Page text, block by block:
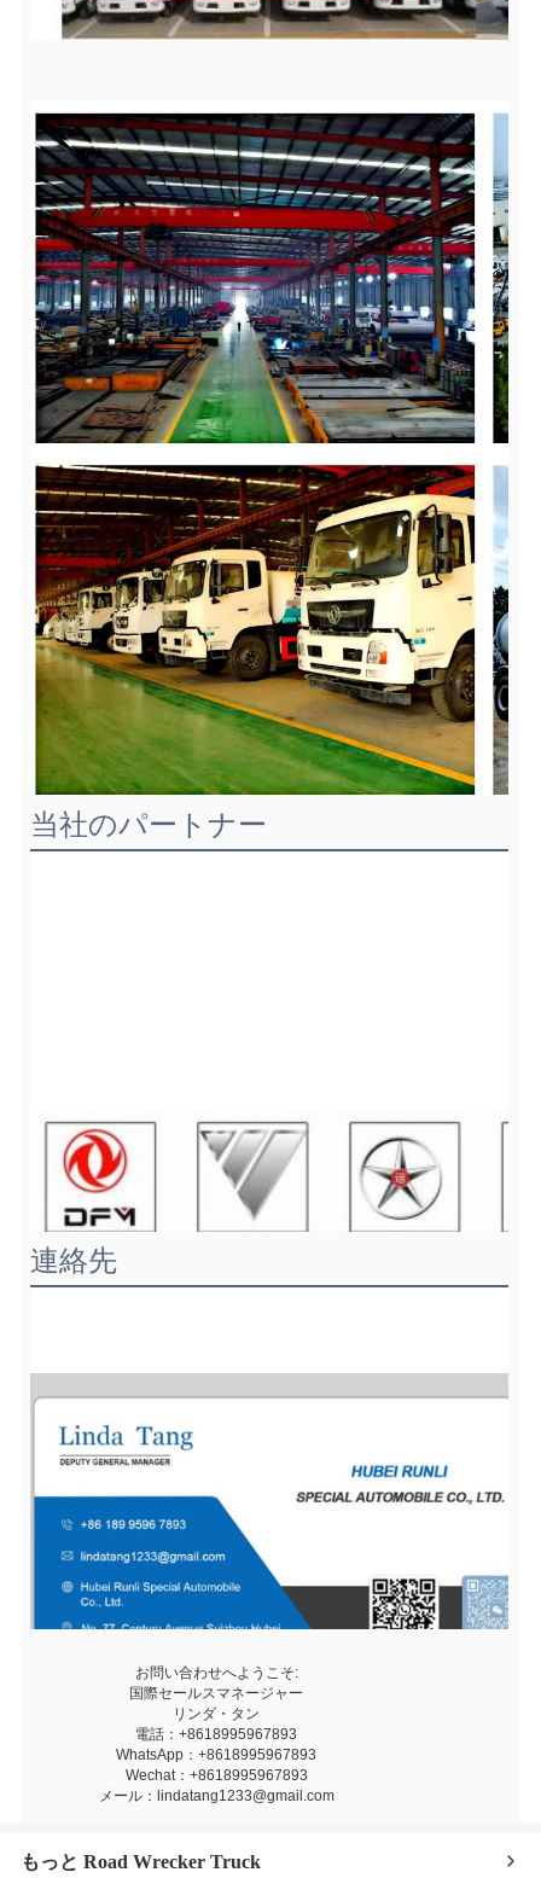
当社のパートナー
連絡先
お問い合わせへようこそ:
国際セールスマネージャー
リンダ・タン
電話：+8618995967893
WhatsApp：+8618995967893
Wechat：+8618995967893
メール：lindatang1233@gmail.com
もっと Road Wrecker Truck